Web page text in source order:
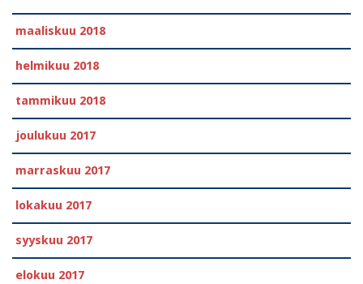
maaliskuu 2018
helmikuu 2018
tammikuu 2018
joulukuu 2017
marraskuu 2017
lokakuu 2017
syyskuu 2017
elokuu 2017